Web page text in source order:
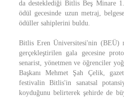
da desteklediği Bitlis Beş Minare
ödül gecesinde uzun metraj,
ödüller sahiplerini buldu.
Bitlis Eren Üniversitesi'nin (BEÜ)
gerçekleştirilen gala gecesine
senarist, yönetmen ve öğrenciler
Başkanı Mehmet Şah Çelik,
festivalin Bitlis'in sanatsal
koyduğunu belirterek şehirde de